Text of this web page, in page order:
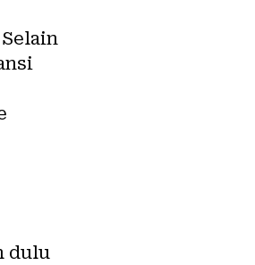
dulu